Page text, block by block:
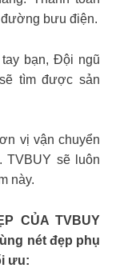
đường bưu điện.
bạn, Đội ngũ
tìm được sản
vị vận chuyển
TVBUY sẽ luôn
này.
CỦA TVBUY
nét đẹp phụ
ưu: